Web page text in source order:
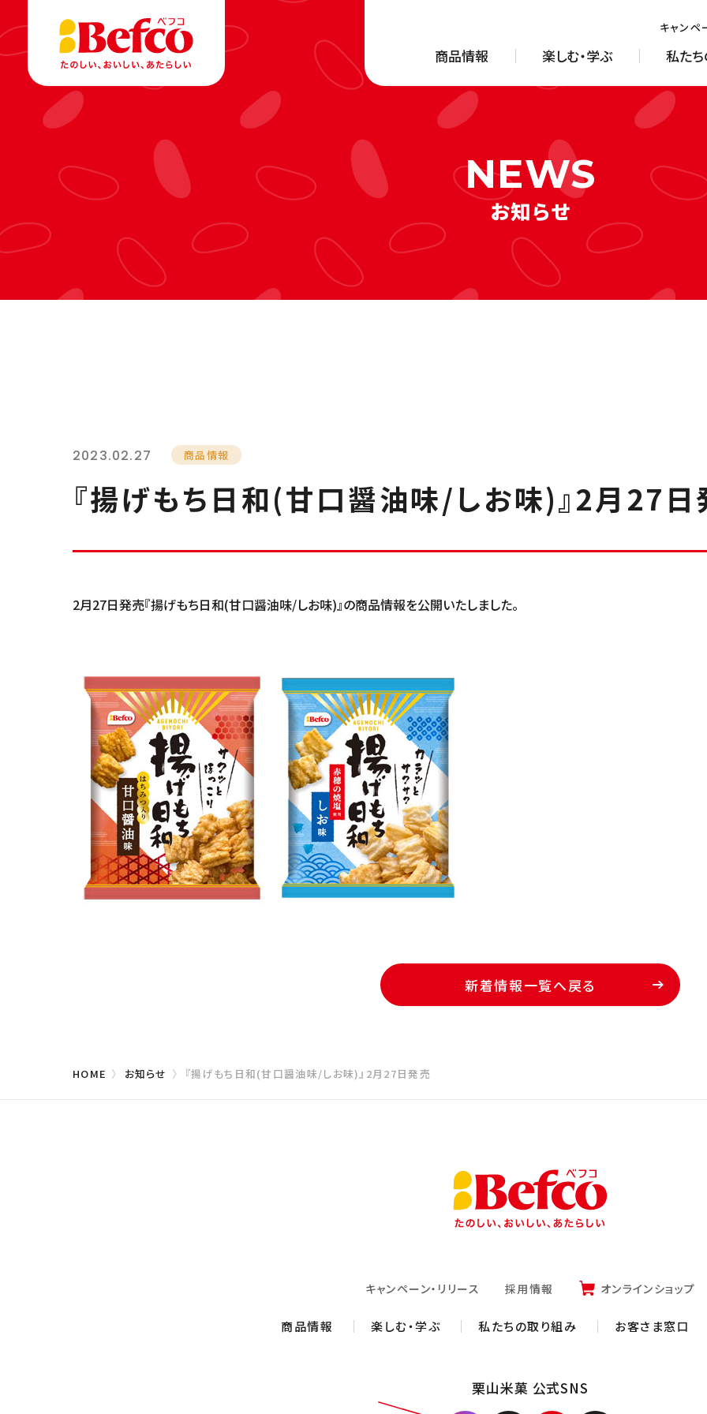
キャンペ
商品情報 楽しむ・学ぶ 私た
お知らせ
2023.02.27 商品情報
『揚げもち日和(甘口醤油味/しお味)』2月27
2月27日発売『揚げもち日和(甘口醤油味/しお味)』の商品情報を公開いたしました。
新着情報一覧へ戻る
HOME お知らせ 『揚げもち日和(甘口醤油味/しお味)』2月27日発売
キャンペーン・リリース 採用情報 オンラインショップ
商品情報 楽しむ・学ぶ 私たちの取り組み お客さま窓口
栗山米菓 公式SNS